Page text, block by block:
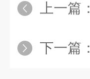
上一篇：
下一篇：